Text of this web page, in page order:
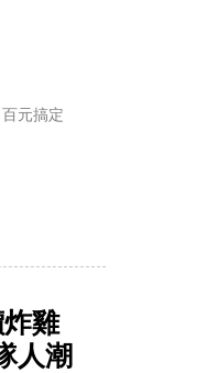
元搞定
雞
人潮